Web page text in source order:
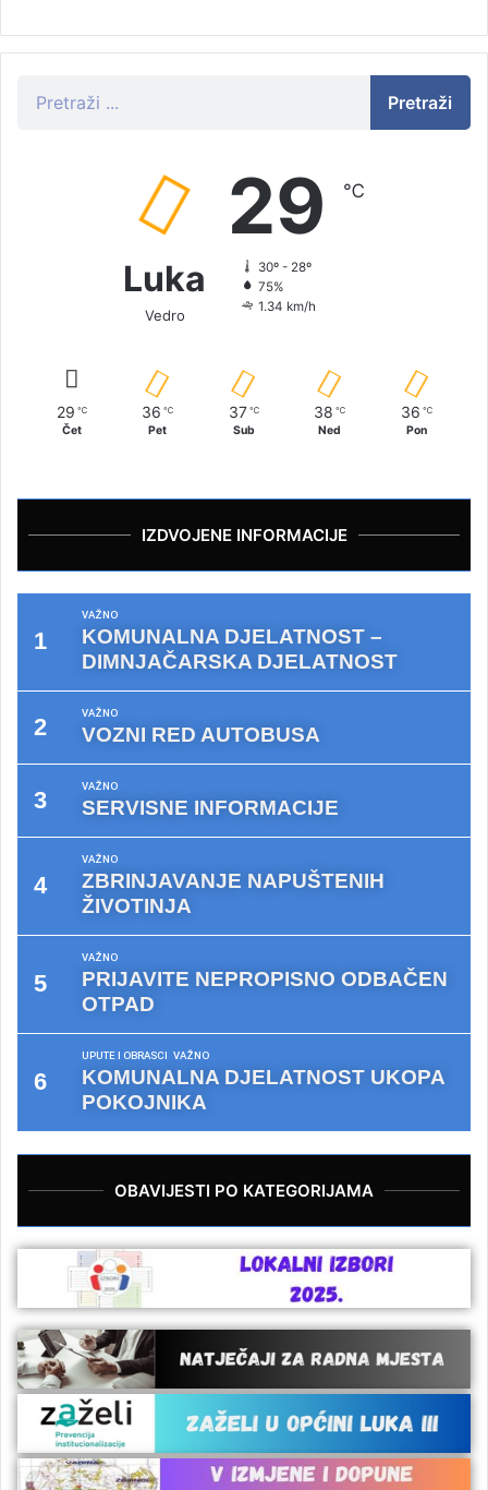
Pretraži
Luka
Vedro
29 ℃
30º - 28º
75%
1.34 km/h
29 ℃
Čet
36 ℃
Pet
37 ℃
Sub
38 ℃
Ned
36 ℃
Pon
IZDVOJENE INFORMACIJE
VAŽNO
KOMUNALNA DJELATNOST –
DIMNJAČARSKA DJELATNOST
VAŽNO
VOZNI RED AUTOBUSA
VAŽNO
SERVISNE INFORMACIJE
VAŽNO
ZBRINJAVANJE NAPUŠTENIH
ŽIVOTINJA
VAŽNO
PRIJAVITE NEPROPISNO ODBAČEN
OTPAD
UPUTE I OBRASCI VAŽNO
KOMUNALNA DJELATNOST UKOPA
POKOJNIKA
OBAVIJESTI PO KATEGORIJAMA